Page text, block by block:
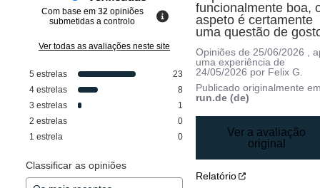
Com base em 32 opiniões
submetidas a controlo
Ver todas as avaliações neste site
5 estrelas
23
4 estrelas
8
3 estrelas
1
2 estrelas
0
1 estrela 0
Classificar as opiniões
funcionalmente boa,
aspeto é certamente
uma questão de
Opiniões de 25/06/2026
,
uma experiência de
24/05/2026 por Felix G.
Publicado originalmente
run.de (de)
Ver a avaliação
original
Relatório